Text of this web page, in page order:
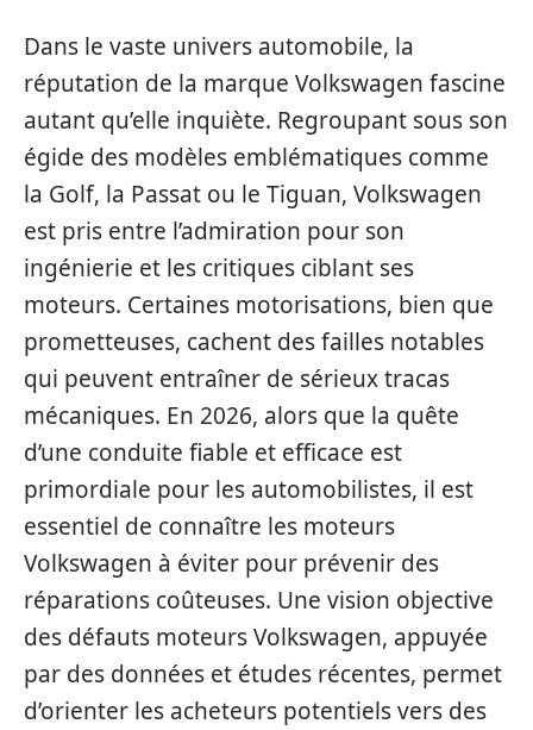
Dans le vaste univers automobile, la
réputation de la marque Volkswagen fascine
autant qu’elle inquiète. Regroupant sous son
égide des modèles emblématiques comme
la Golf, la Passat ou le Tiguan, Volkswagen
est pris entre l’admiration pour son
ingénierie et les critiques ciblant ses
moteurs. Certaines motorisations, bien que
prometteuses, cachent des failles notables
qui peuvent entraîner de sérieux tracas
mécaniques. En 2026, alors que la quête
d’une conduite fiable et efficace est
primordiale pour les automobilistes, il est
essentiel de connaître les moteurs
Volkswagen à éviter pour prévenir des
réparations coûteuses. Une vision objective
des défauts moteurs Volkswagen, appuyée
par des données et études récentes, permet
d’orienter les acheteurs potentiels vers des